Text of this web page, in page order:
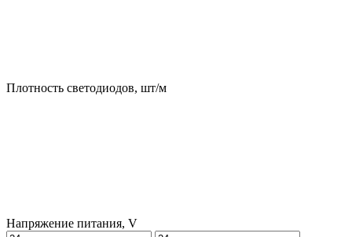
Плотность светодиодов, шт/м
Напряжение питания, V